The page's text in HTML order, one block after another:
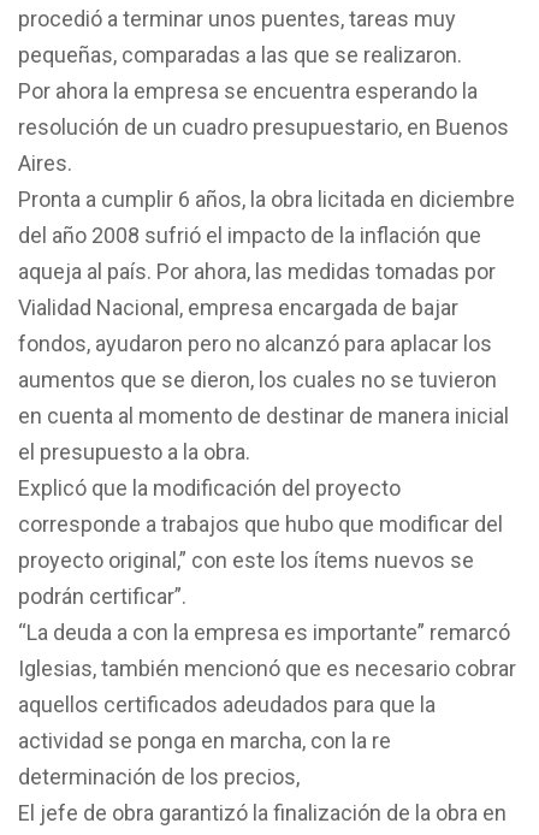
procedió a terminar unos puentes, tareas muy
pequeñas, comparadas a las que se realizaron.
Por ahora la empresa se encuentra esperando la
resolución de un cuadro presupuestario, en Buenos
Aires.
Pronta a cumplir 6 años, la obra licitada en diciembre
del año 2008 sufrió el impacto de la inflación que
aqueja al país. Por ahora, las medidas tomadas por
Vialidad Nacional, empresa encargada de bajar
fondos, ayudaron pero no alcanzó para aplacar los
aumentos que se dieron, los cuales no se tuvieron
en cuenta al momento de destinar de manera inicial
el presupuesto a la obra.
Explicó que la modificación del proyecto
corresponde a trabajos que hubo que modificar del
proyecto original,” con este los ítems nuevos se
podrán certificar”.
“La deuda a con la empresa es importante” remarcó
Iglesias, también mencionó que es necesario cobrar
aquellos certificados adeudados para que la
actividad se ponga en marcha, con la re
determinación de los precios,
El jefe de obra garantizó la finalización de la obra en